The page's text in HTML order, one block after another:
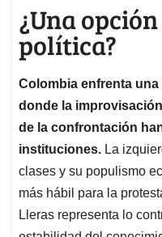
¿Una
política?
Colombia enfrenta
donde la
de la confrontación
instituciones. La
clases y su populismo
más hábil para la
Lleras representa lo